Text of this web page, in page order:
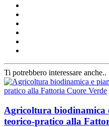
Ti potrebbero interessare anche..
Agricoltura biodinamica
teorico-pratico alla